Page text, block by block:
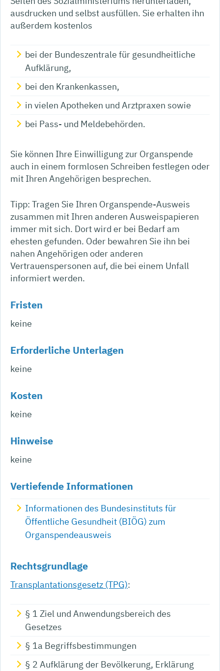
ausdrucken und selbst ausfüllen. Sie erhalten ihn
außerdem kostenlos
bei der Bundeszentrale für gesundheitliche
Aufklärung,
bei den Krankenkassen,
in vielen Apotheken und Arztpraxen sowie
bei Pass- und Meldebehörden.
Sie können Ihre Einwilligung zur Organspende
auch in einem formlosen Schreiben festlegen oder
mit Ihren Angehörigen besprechen.
Tipp: Tragen Sie Ihren Organspende-Ausweis
zusammen mit Ihren anderen Ausweispapieren
immer mit sich. Dort wird er bei Bedarf am
ehesten gefunden. Oder bewahren Sie ihn bei
nahen Angehörigen oder anderen
Vertrauenspersonen auf, die bei einem Unfall
informiert werden.
Fristen
keine
Erforderliche Unterlagen
keine
Kosten
keine
Hinweise
keine
Vertiefende Informationen
Informationen des Bundesinstituts für
Öffentliche Gesundheit (BIÖG) zum
Organspendeausweis
Rechtsgrundlage
Transplantationsgesetz (TPG):
§ 1 Ziel und Anwendungsbereich des
Gesetzes
§ 1a Begriffsbestimmungen
§ 2 Aufklärung der Bevölkerung, Erklärung